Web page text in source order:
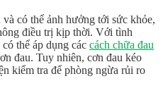
có thể ảnh hưởng tới sức khỏe,
điều trị kịp thời. Với tình
thể áp dụng các cách chữa đau
đau. Tuy nhiên, cơn đau kéo
kiểm tra để phòng ngừa rủi ro